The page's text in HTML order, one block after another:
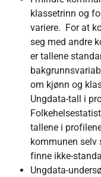
klassetrinn og
variere. For at
seg med andre
er tallene
om kjønn og
Ungdata-tall i
tallene i
kommunen selv
finne ikke-
Ungdata-